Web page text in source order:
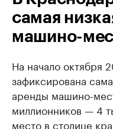
самая
машино-
На начало октября
зафиксирована
аренды машино-
миллионников — 4
место в столице